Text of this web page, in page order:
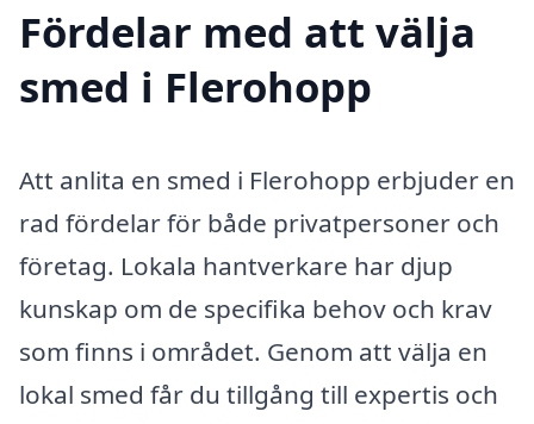
Fördelar med att välja
smed i Flerohopp
Att anlita en smed i Flerohopp erbjuder en
rad fördelar för både privatpersoner och
företag. Lokala hantverkare har djup
kunskap om de specifika behov och krav
som finns i området. Genom att välja en
lokal smed får du tillgång till expertis och